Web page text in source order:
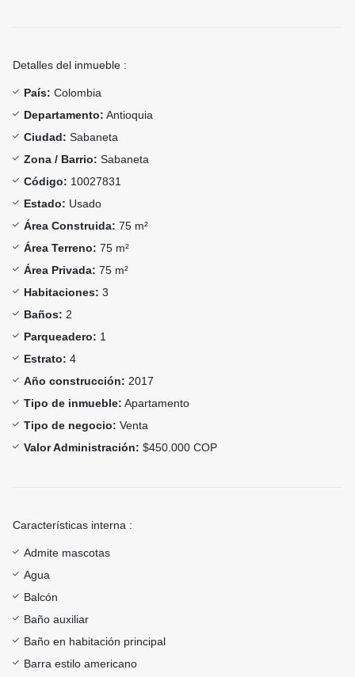
Detalles del inmueble :
País: Colombia
Departamento: Antioquia
Ciudad: Sabaneta
Zona / Barrio: Sabaneta
Código: 10027831
Estado: Usado
Área Construida: 75 m²
Área Terreno: 75 m²
Área Privada: 75 m²
Habitaciones: 3
Baños: 2
Parqueadero: 1
Estrato: 4
Año construcción: 2017
Tipo de inmueble: Apartamento
Tipo de negocio: Venta
Valor Administración: $450.000 COP
Características interna :
Admite mascotas
Agua
Balcón
Baño auxiliar
Baño en habitación principal
Barra estilo americano